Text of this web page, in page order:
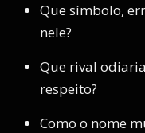
Que símbolo,
nele?
Que rival
respeito?
Como o nome